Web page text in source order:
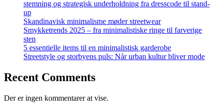
stemning og strategisk underholdning fra dresscode til stand-
up
Skandinavisk minimalisme møder streetwear
Smykketrends 2025 – fra minimalistiske ringe til farverige
sten
5 essentielle items til en minimalistisk garderobe
Streetstyle og storbyens puls: Når urban kultur bliver mode
Recent Comments
Der er ingen kommentarer at vise.